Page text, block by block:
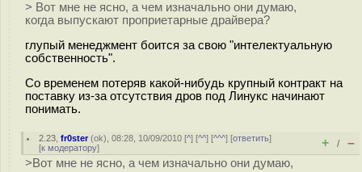
> Вот мне не ясно, а чем изначально они думаю,
когда выпускают проприетарные драйвера?
глупый менеджмент боится за свою "интелектуальную
собственность".
Со временем потеряв какой-нибудь крупный контракт на
поставку из-за отсутствия дров под Линукс начинают
понимать.
2.23 ,fr0ster(ok), 08:28, 10/09/2010 [^] [^^] [^^^] [ответить]
[к модератору] + / –
>Вот мне не ясно, а чем изначально они думаю,